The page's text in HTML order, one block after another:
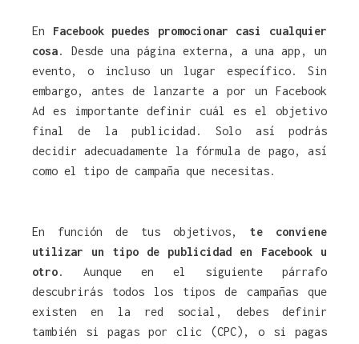
En Facebook puedes promocionar casi cualquier
cosa. Desde una página externa, a una app, un
evento, o incluso un lugar específico. Sin
embargo, antes de lanzarte a por un Facebook
Ad es importante definir cuál es el objetivo
final de la publicidad. Solo así podrás
decidir adecuadamente la fórmula de pago, así
como el tipo de campaña que necesitas.
En función de tus objetivos, te conviene
utilizar un tipo de publicidad en Facebook u
otro. Aunque en el siguiente párrafo
descubrirás todos los tipos de campañas que
existen en la red social, debes definir
también si pagas por clic (CPC), o si pagas